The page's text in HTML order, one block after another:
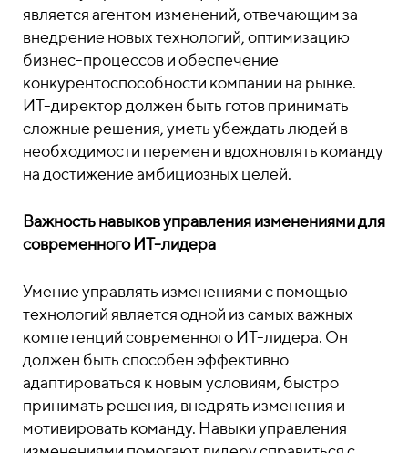
является агентом изменений, отвечающим за
внедрение новых технологий, оптимизацию
бизнес-процессов и обеспечение
конкурентоспособности компании на рынке.
ИТ-директор должен быть готов принимать
сложные решения, уметь убеждать людей в
необходимости перемен и вдохновлять команду
на достижение амбициозных целей.
Важность навыков управления изменениями для
современного ИТ-лидера
Умение управлять изменениями с помощью
технологий является одной из самых важных
компетенций современного ИТ-лидера. Он
должен быть способен эффективно
адаптироваться к новым условиям, быстро
принимать решения, внедрять изменения и
мотивировать команду. Навыки управления